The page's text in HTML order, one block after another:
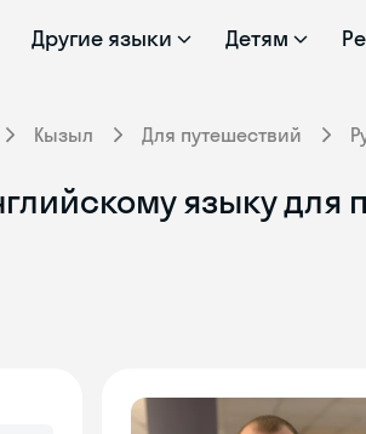
Другие языки Детям
Кызыл Для путешествий
языку